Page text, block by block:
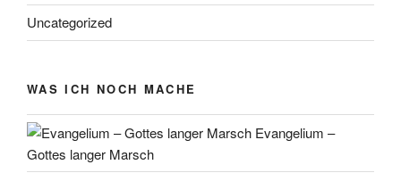
Uncategorized
WAS ICH NOCH MACHE
Evangelium –
Gottes langer Marsch